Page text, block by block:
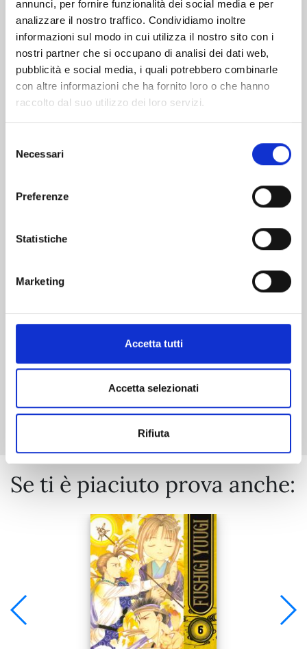
annunci, per fornire funzionalità dei social media e per
analizzare il nostro traffico. Condividiamo inoltre
informazioni sul modo in cui utilizza il nostro sito con i
nostri partner che si occupano di analisi dei dati web,
pubblicità e social media, i quali potrebbero combinarle
con altre informazioni che ha fornito loro o che hanno
raccolto dal suo utilizzo dei loro servizi.
delNecessari
Preferenze
Statistiche
Marketing
Accetta tutti
Accetta selezionati
Rifiuta
MY LOVE STORY WITH YAMADA-KUN AT
€ 7,50
Se ti è piaciuto prova anche: